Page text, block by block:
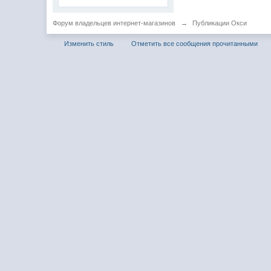
Форум владельцев интернет-магазинов → Публикации Окси
Изменить стиль Отметить все сообщения прочитанными